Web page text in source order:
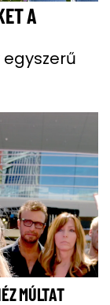
A
MÚLTAT